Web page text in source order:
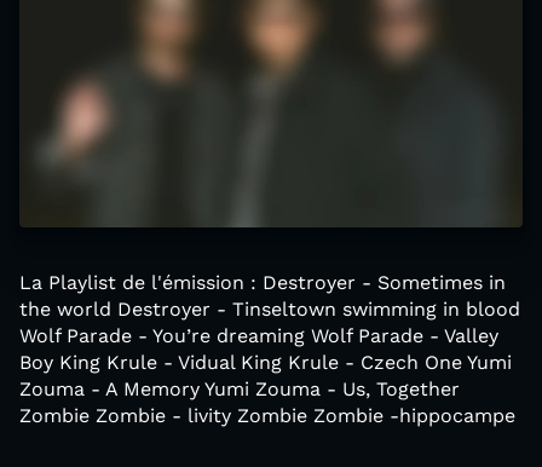
La Playlist de l'émission : Destroyer - Sometimes in
the world Destroyer - Tinseltown swimming in blood
Wolf Parade - You’re dreaming Wolf Parade - Valley
Boy King Krule - Vidual King Krule - Czech One Yumi
Zouma - A Memory Yumi Zouma - Us, Together
Zombie Zombie - livity Zombie Zombie -hippocampe